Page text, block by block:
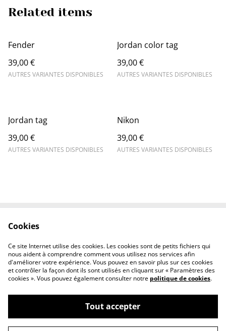
Related items
Fender
39,00 €
AUTRES VARIANTES DISPONIBLES
Jordan color tag
39,00 €
AUTRES VARIANTES DISPONIBLES
Jordan tag
39,00 €
AUTRES VARIANTES DISPONIBLES
Nikon
39,00 €
AUTRES VARIANTES DISPONIBLES
Politique de
confidentialité
Politique de cookies
©2026Moa dessins
Cookies
Ce site Internet utilise des cookies. Les cookies sont de petits fichiers qui
nous aident à comprendre comment vous utilisez nos services afin
d'améliorer votre expérience. Vous pouvez en savoir plus sur ces cookies
et contrôler la façon dont ils sont utilisés en cliquant sur « Paramètres des
cookies ». Vous pouvez également consulter notre politique de cookies.
Tout accepter